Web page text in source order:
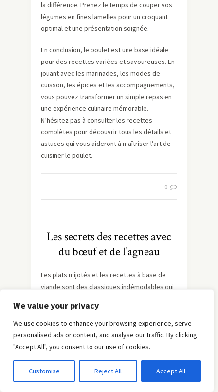
We value your privacy
We use cookies to enhance your browsing experience, serve
personalised ads or content, and analyse our traffic. By clicking
"Accept All", you consent to our use of cookies.
Customise Reject All Accept All
la différence. Prenez le temps de couper vos
légumes en fines lamelles pour un croquant
optimal et une présentation soignée.
En conclusion, le poulet est une base idéale
pour des recettes variées et savoureuses. En
jouant avec les marinades, les modes de
cuisson, les épices et les accompagnements,
vous pouvez transformer un simple repas en
une expérience culinaire mémorable.
N’hésitez pas à consulter les recettes
complètes pour découvrir tous les détails et
astuces qui vous aideront à maîtriser l’art de
cuisiner le poulet.
0
Les secrets des recettes avec
du bœuf et de l’agneau
Les plats mijotés et les recettes à base de
viande sont des classiques indémodables qui
sauté de bœuf irlandais à la Guinness
bœuf bourguignon , ces plats demandent un
savoir-faire particulier pour révéler toute leur
saveur. De même, les recettes d’agneau
d’agneau et veau à la fêta apportent une
touche exotique à nos repas. Découvrons